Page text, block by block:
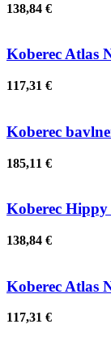
138,84 €
Koberec Atlas
117,31 €
Koberec
185,11 €
Koberec
138,84 €
Koberec Atlas
117,31 €